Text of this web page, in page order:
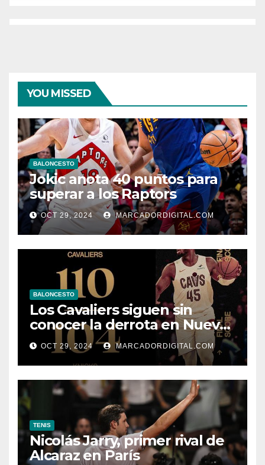
YOU MISSED
BALONCESTO
Jokic anota 40 puntos para
superar a los Raptors
OCT 29, 2024 MARCADORDIGITAL.COM
BALONCESTO
Los Cavaliers siguen sin
conocer la derrota en Nueva
York
OCT 29, 2024 MARCADORDIGITAL.COM
TENIS
Nicolás Jarry, primer rival de
Alcaraz en París